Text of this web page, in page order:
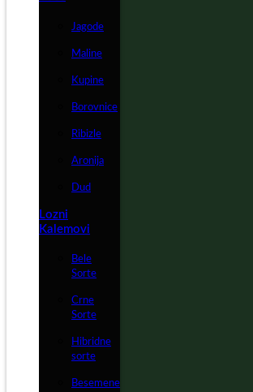
Jagode
Maline
Kupine
Borovnice
Ribizle
Aronija
Dud
Lozni
Kalemovi
Bele
Sorte
Crne
Sorte
Hibridne
sorte
Besemene